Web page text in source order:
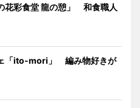
花彩食堂 龍の憩」 和食職人
「ito-mori」 編み物好きが